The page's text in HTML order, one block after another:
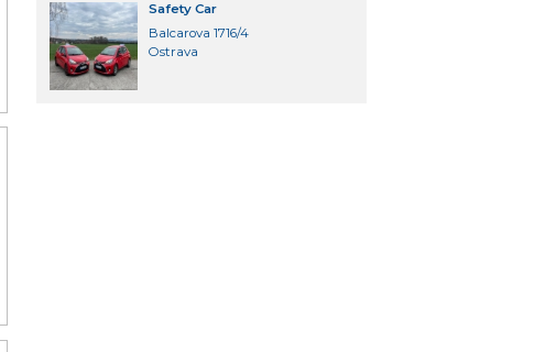
Safety Car
Balcarova 1716/4
Ostrava